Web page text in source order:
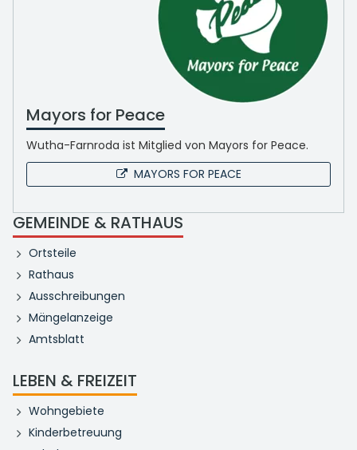
Mayors for Peace
Wutha-Farnroda ist Mitglied von Mayors for Peace.
MAYORS FOR PEACE
GEMEINDE & RATHAUS
Ortsteile
Rathaus
Ausschreibungen
Mängelanzeige
Amtsblatt
LEBEN & FREIZEIT
Wohngebiete
Kinderbetreuung